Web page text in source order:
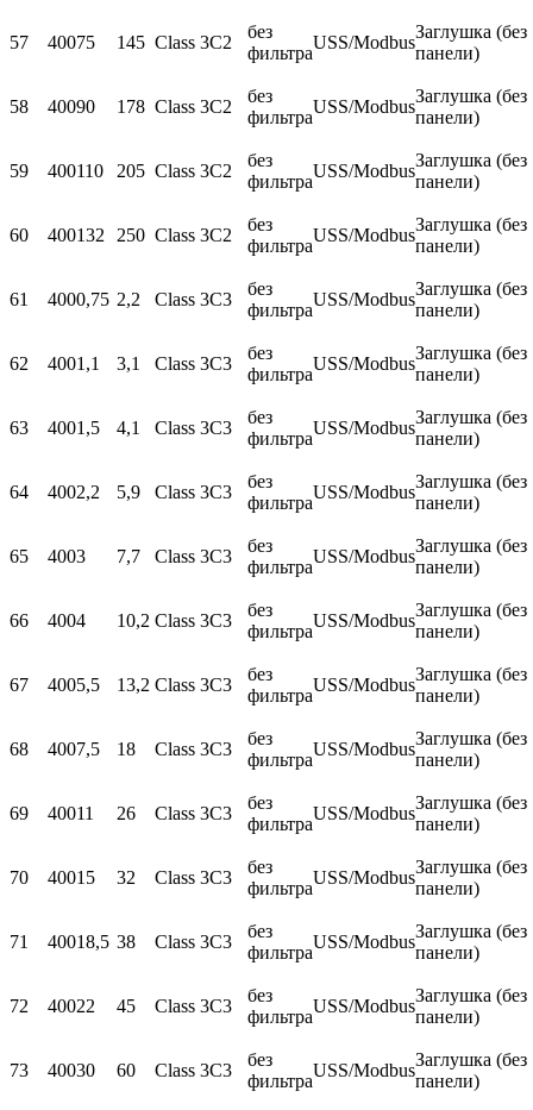
57 40075 145 Class 3C2
без
фильтра
USS/Modbus
Заглушка (без
панели)
58 40090 178 Class 3C2
без
фильтра
USS/Modbus
Заглушка (без
панели)
59 400110 205 Class 3C2
без
фильтра
USS/Modbus
Заглушка (без
панели)
60 400132 250 Class 3C2
без
фильтра
USS/Modbus
Заглушка (без
панели)
61 4000,75 2,2 Class 3C3
без
фильтра
USS/Modbus
Заглушка (без
панели)
62 4001,1 3,1 Class 3C3
без
фильтра
USS/Modbus
Заглушка (без
панели)
63 4001,5 4,1 Class 3C3
без
фильтра
USS/Modbus
Заглушка (без
панели)
64 4002,2 5,9 Class 3C3
без
фильтра
USS/Modbus
Заглушка (без
панели)
65 4003 7,7 Class 3C3
без
фильтра
USS/Modbus
Заглушка (без
панели)
66 4004 10,2 Class 3C3
без
фильтра
USS/Modbus
Заглушка (без
панели)
67 4005,5 13,2 Class 3C3
без
фильтра
USS/Modbus
Заглушка (без
панели)
68 4007,5 18 Class 3C3
без
фильтра
USS/Modbus
Заглушка (без
панели)
69 40011 26 Class 3C3
без
фильтра
USS/Modbus
Заглушка (без
панели)
70 40015 32 Class 3C3
без
фильтра
USS/Modbus
Заглушка (без
панели)
71 40018,5 38 Class 3C3
без
фильтра
USS/Modbus
Заглушка (без
панели)
72 40022 45 Class 3C3
без
фильтра
USS/Modbus
Заглушка (без
панели)
73 40030 60 Class 3C3
без
фильтра
USS/Modbus
Заглушка (без
панели)